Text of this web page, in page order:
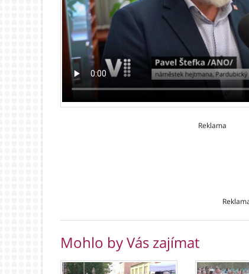
Reklama
Mohlo by Vás zajímat